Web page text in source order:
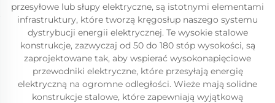
przesyłowe lub słupy elektryczne, są istotnymi elementami
infrastruktury, które tworzą kręgosłup naszego systemu
dystrybucji energii elektrycznej. Te wysokie stalowe
konstrukcje, zazwyczaj od 50 do 180 stóp wysokości, są
zaprojektowane tak, aby wspierać wysokonapięciowe
przewodniki elektryczne, które przesyłają energię
elektryczną na ogromne odległości. Wieże mają solidne
konstrukcje stalowe, które zapewniają wyjątkową